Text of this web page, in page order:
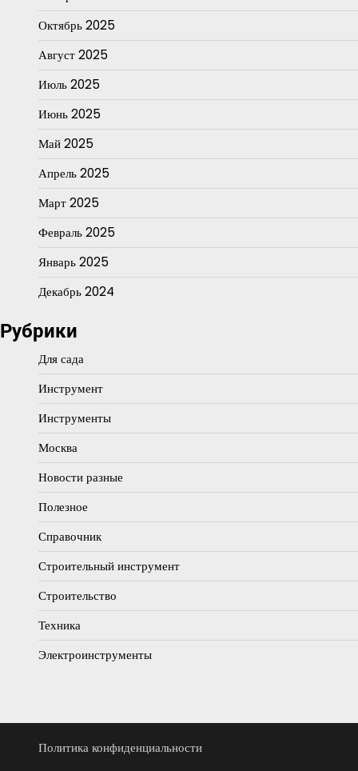
Октябрь 2025
Август 2025
Июль 2025
Июнь 2025
Май 2025
Апрель 2025
Март 2025
Февраль 2025
Январь 2025
Декабрь 2024
Рубрики
Для сада
Инструмент
Инструменты
Москва
Новости разные
Полезное
Справочник
Строительный инструмент
Строительство
Техника
Электроинструменты
Политика конфиденциальности